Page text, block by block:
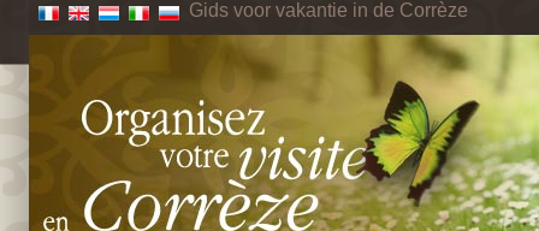
Gids voor vakantie in de Corrèze